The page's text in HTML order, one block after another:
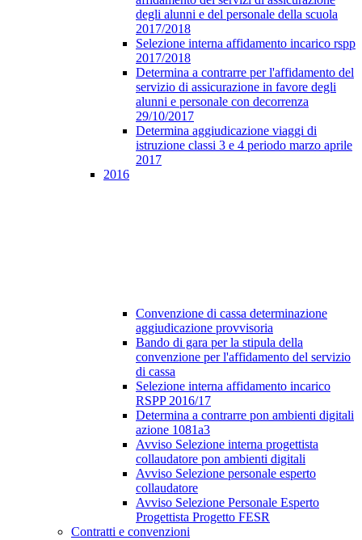
degli alunni e del personale della scuola
2017/2018
Selezione interna affidamento incarico rspp
2017/2018
Determina a contrarre per l'affidamento del
servizio di assicurazione in favore degli
alunni e personale con decorrenza
29/10/2017
Determina aggiudicazione viaggi di
istruzione classi 3 e 4 periodo marzo aprile
2017
2016
Convenzione di cassa determinazione
aggiudicazione provvisoria
Bando di gara per la stipula della
convenzione per l'affidamento del servizio
di cassa
Selezione interna affidamento incarico
RSPP 2016/17
Determina a contrarre pon ambienti digitali
azione 1081a3
Avviso Selezione interna progettista
collaudatore pon ambienti digitali
Avviso Selezione personale esperto
collaudatore
Avviso Selezione Personale Esperto
Progettista Progetto FESR
Contratti e convenzioni